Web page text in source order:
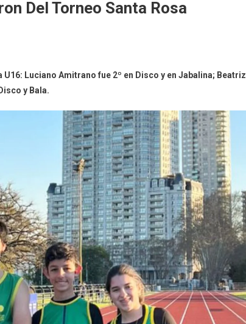
Del Torneo Santa Rosa
Luciano Amitrano fue 2º en Disco y en Jabalina; Beatriz
y Bala.